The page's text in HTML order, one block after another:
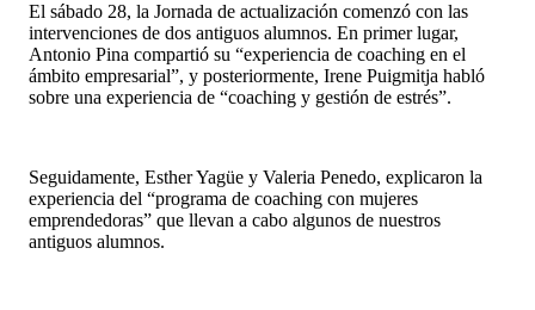
El sábado 28, la Jornada de actualización comenzó con las
intervenciones de dos antiguos alumnos. En primer lugar,
Antonio Pina compartió su “experiencia de coaching en el
ámbito empresarial”, y posteriormente, Irene Puigmitja habló
sobre una experiencia de “coaching y gestión de estrés”.
Seguidamente, Esther Yagüe y Valeria Penedo, explicaron la
experiencia del “programa de coaching con mujeres
emprendedoras” que llevan a cabo algunos de nuestros
antiguos alumnos.